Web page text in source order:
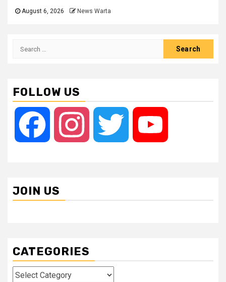
August 6, 2026 News Warta
Search
FOLLOW US
Facebook Instagram Twitter
JOIN US
CATEGORIES
Categories